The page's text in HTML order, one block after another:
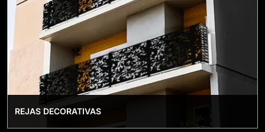
REJAS DECORATIVAS